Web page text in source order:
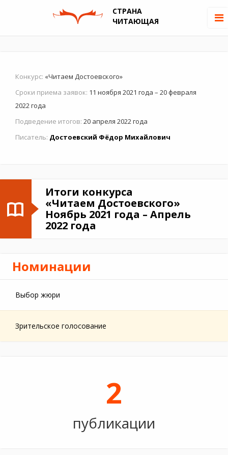
СТРАНА
ЧИТАЮЩАЯ
Конкурс: «Читаем Достоевского»
Сроки приема заявок: 11 ноября 2021 года – 20 февраля
2022 года
Подведение итогов: 20 апреля 2022 года
Писатель: Достоевский Фёдор Михайлович
Итоги конкурса
«Читаем Достоевского»
Ноябрь 2021 года – Апрель
2022 года
Номинации
Выбор жюри
Зрительское голосование
2
публикации